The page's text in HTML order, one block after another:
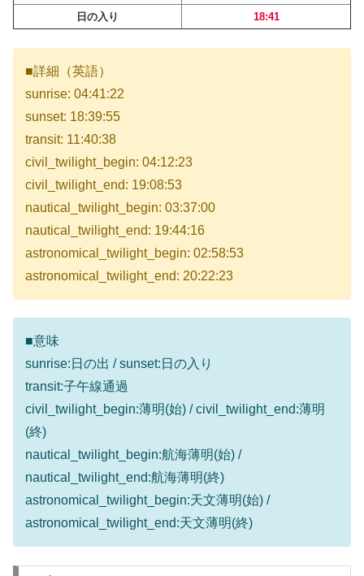
日の入り
18:41
■詳細（英語）
sunrise: 04:41:22
sunset: 18:39:55
transit: 11:40:38
civil_twilight_begin: 04:12:23
civil_twilight_end: 19:08:53
nautical_twilight_begin: 03:37:00
nautical_twilight_end: 19:44:16
astronomical_twilight_begin: 02:58:53
astronomical_twilight_end: 20:22:23
■意味
sunrise:日の出 / sunset:日の入り
transit:子午線通過
civil_twilight_begin:薄明(始) / civil_twilight_end:薄明
(終)
nautical_twilight_begin:航海薄明(始) /
nautical_twilight_end:航海薄明(終)
astronomical_twilight_begin:天文薄明(始) /
astronomical_twilight_end:天文薄明(終)